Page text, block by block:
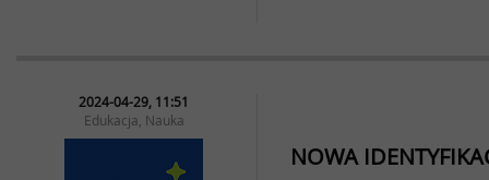
2024-04-29, 11:51
Edukacja, Nauka
NOWA